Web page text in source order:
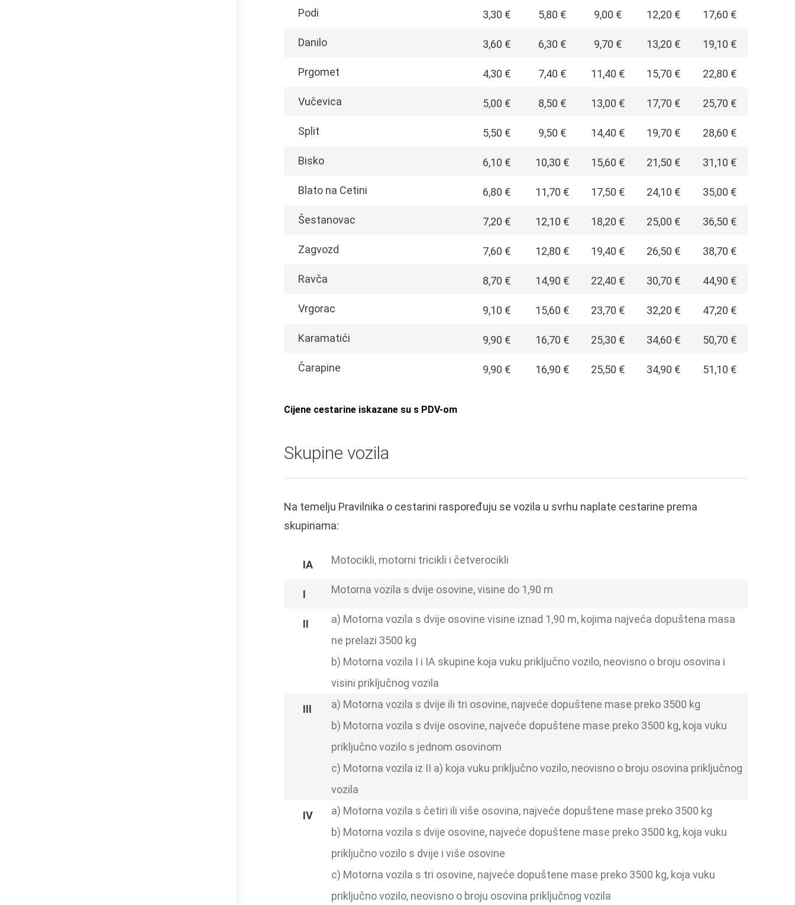
Podi 3,30 € 5,80 € 9,00 € 12,20 € 17,60 €
Danilo 3,60 € 6,30 € 9,70 € 13,20 € 19,10 €
Prgomet 4,30 € 7,40 € 11,40 € 15,70 € 22,80 €
Vučevica 5,00 € 8,50 € 13,00 € 17,70 € 25,70 €
Split 5,50 € 9,50 € 14,40 € 19,70 € 28,60 €
Bisko 6,10 € 10,30 € 15,60 € 21,50 € 31,10 €
Blato na Cetini 6,80 € 11,70 € 17,50 € 24,10 € 35,00 €
Šestanovac 7,20 € 12,10 € 18,20 € 25,00 € 36,50 €
Zagvozd 7,60 € 12,80 € 19,40 € 26,50 € 38,70 €
Ravča 8,70 € 14,90 € 22,40 € 30,70 € 44,90 €
Vrgorac 9,10 € 15,60 € 23,70 € 32,20 € 47,20 €
Karamatići 9,90 € 16,70 € 25,30 € 34,60 € 50,70 €
Čarapine 9,90 € 16,90 € 25,50 € 34,90 € 51,10 €
Cijene cestarine iskazane su s PDV-om
Skupine vozila
Na temelju Pravilnika o cestarini raspoređuju se vozila u svrhu naplate cestarine prema
skupinama:
Motocikli, motorni tricikli i četverocikli
Motorna vozila s dvije osovine, visine do 1,90 m
a) Motorna vozila s dvije osovine visine iznad 1,90 m, kojima najveća dopuštena masa
ne prelazi 3500 kg
b) Motorna vozila I i IA skupine koja vuku priključno vozilo, neovisno o broju osovina i
visini priključnog vozila
a) Motorna vozila s dvije ili tri osovine, najveće dopuštene mase preko 3500 kg
b) Motorna vozila s dvije osovine, najveće dopuštene mase preko 3500 kg, koja vuku
priključno vozilo s jednom osovinom
c) Motorna vozila iz II a) koja vuku priključno vozilo, neovisno o broju osovina priključnog
vozila
a) Motorna vozila s četiri ili više osovina, najveće dopuštene mase preko 3500 kg
b) Motorna vozila s dvije osovine, najveće dopuštene mase preko 3500 kg, koja vuku
priključno vozilo s dvije i više osovine
c) Motorna vozila s tri osovine, najveće dopuštene mase preko 3500 kg, koja vuku
priključno vozilo, neovisno o broju osovina priključnog vozila